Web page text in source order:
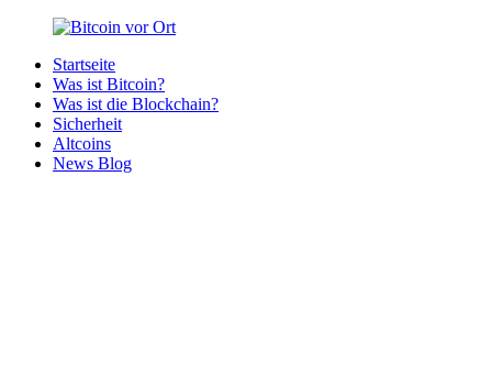
Zurück
Inhalt
Bitcoin
Bitcoins
deiner
Region
Startseite
Was ist Bitcoin?
Was ist die Blockchain?
Sicherheit
Altcoins
News Blog